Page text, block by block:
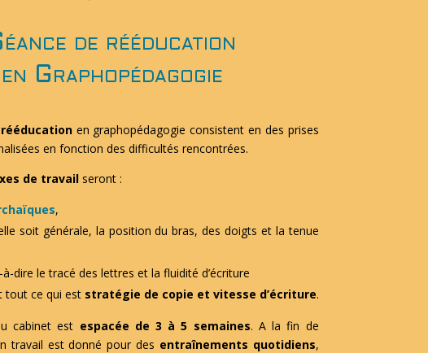
de rééducation
en Graphopédagogie
en graphopédagogie consistent en des prises
en fonction des difficultés rencontrées.
de travailseront :
,
soit générale, la position du bras, des doigts et la tenue
à-dire le tracé des lettres et la fluidité d’écriture
tout ce qui est stratégie de copie et vitesse d’écriture.
cabinet est espacée de 3 à 5 semaines. A la fin de
travail est donné pour des entraînements quotidiens,